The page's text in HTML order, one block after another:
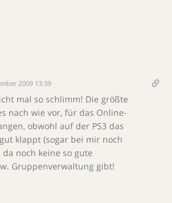
2009 13:39
mal so schlimm! Die größte
nach wie vor, für das Online-
obwohl auf der PS3 das
klappt (sogar bei mir noch
noch keine so gute
Gruppenverwaltung gibt!